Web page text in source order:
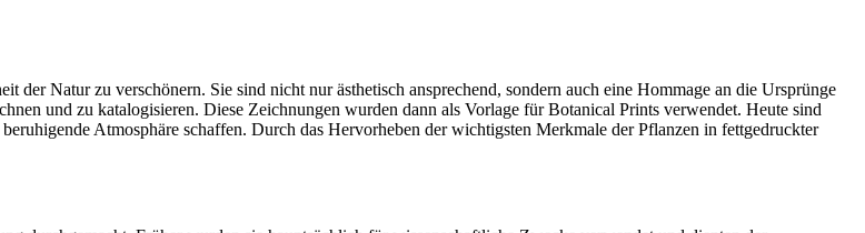
der Natur zu verschönern. Sie sind nicht nur ästhetisch ansprechend, sondern auch eine Hommage an die Ursprünge
und zu katalogisieren. Diese Zeichnungen wurden dann als Vorlage für Botanical Prints verwendet. Heute sind
Atmosphäre schaffen. Durch das Hervorheben der wichtigsten Merkmale der Pflanzen in fettgedruckter